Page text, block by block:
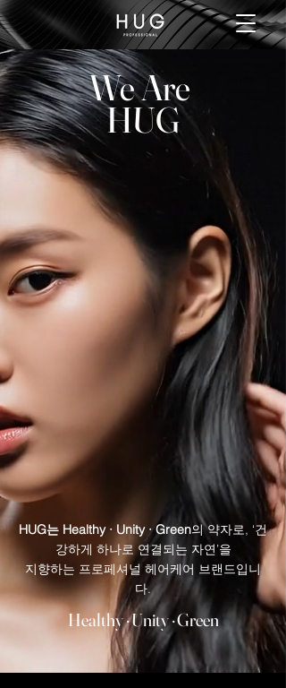
We Are
HUG
HUG는 Healthy · Unity · Green의 약자로, ‘건
강하게 하나로 연결되는 자연’을
지향하는 프로페셔널 헤어케어 브랜드입니
다.
Healthy · Unity · Green